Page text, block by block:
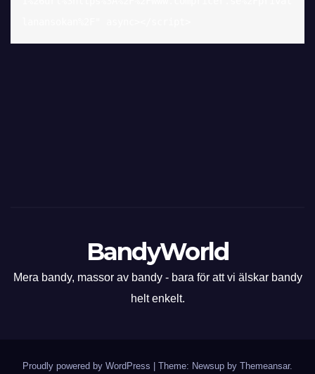
BandyWorld
Mera bandy, massor av bandy - bara för att vi älskar bandy
helt enkelt.
Proudly powered by WordPress Theme: Newsup by Themeansar.